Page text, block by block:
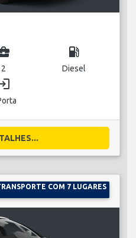
2
local_gas_station
Diesel
COM 7 LUGARES